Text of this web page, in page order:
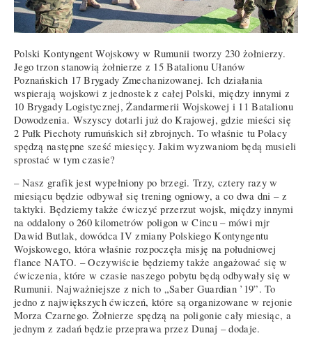
Polski Kontyngent Wojskowy w Rumunii tworzy 230 żołnierzy.
Jego trzon stanowią żołnierze z 15 Batalionu Ułanów
Poznańskich 17 Brygady Zmechanizowanej. Ich działania
wspierają wojskowi z jednostek z całej Polski, między innymi z
10 Brygady Logistycznej, Żandarmerii Wojskowej i 11 Batalionu
Dowodzenia. Wszyscy dotarli już do Krajowej, gdzie mieści się
2 Pułk Piechoty rumuńskich sił zbrojnych. To właśnie tu Polacy
spędzą następne sześć miesięcy. Jakim wyzwaniom będą musieli
sprostać w tym czasie?
– Nasz grafik jest wypełniony po brzegi. Trzy, cztery razy w
miesiącu będzie odbywał się trening ogniowy, a co dwa dni – z
taktyki. Będziemy także ćwiczyć przerzut wojsk, między innymi
na oddalony o 260 kilometrów poligon w Cincu – mówi mjr
Dawid Butlak, dowódca IV zmiany Polskiego Kontyngentu
Wojskowego, która właśnie rozpoczęła misję na południowej
flance NATO. – Oczywiście będziemy także angażować się w
ćwiczenia, które w czasie naszego pobytu będą odbywały się w
Rumunii. Najważniejsze z nich to „Saber Guardian ’19”. To
jedno z największych ćwiczeń, które są organizowane w rejonie
Morza Czarnego. Żołnierze spędzą na poligonie cały miesiąc, a
jednym z zadań będzie przeprawa przez Dunaj – dodaje.